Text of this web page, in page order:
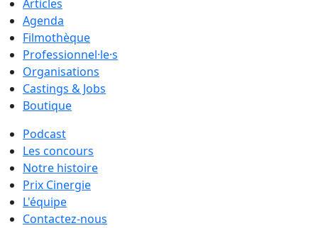
Articles
Agenda
Filmothèque
Professionnel·le·s
Organisations
Castings & Jobs
Boutique
Podcast
Les concours
Notre histoire
Prix Cinergie
L'équipe
Contactez-nous